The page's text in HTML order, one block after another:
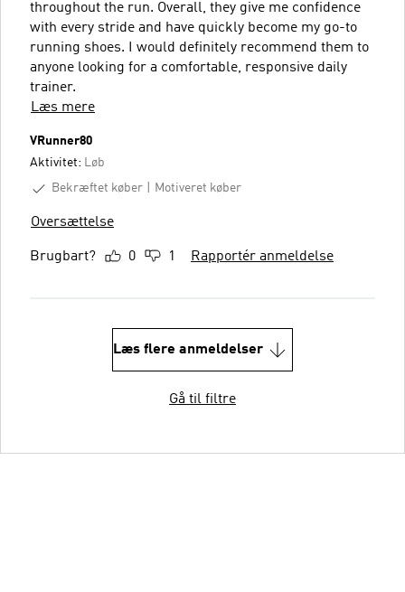
throughout the run. Overall, they give me confidence
with every stride and have quickly become my go-to
running shoes. I would definitely recommend them to
anyone looking for a comfortable, responsive daily
trainer.
Læs mere
VRunner80
Aktivitet: Løb
Bekræftet køber
Motiveret køber
Oversættelse
Brugbart? 0 1 Rapportér anmeldelse
Læs flere anmeldelser
Gå til filtre